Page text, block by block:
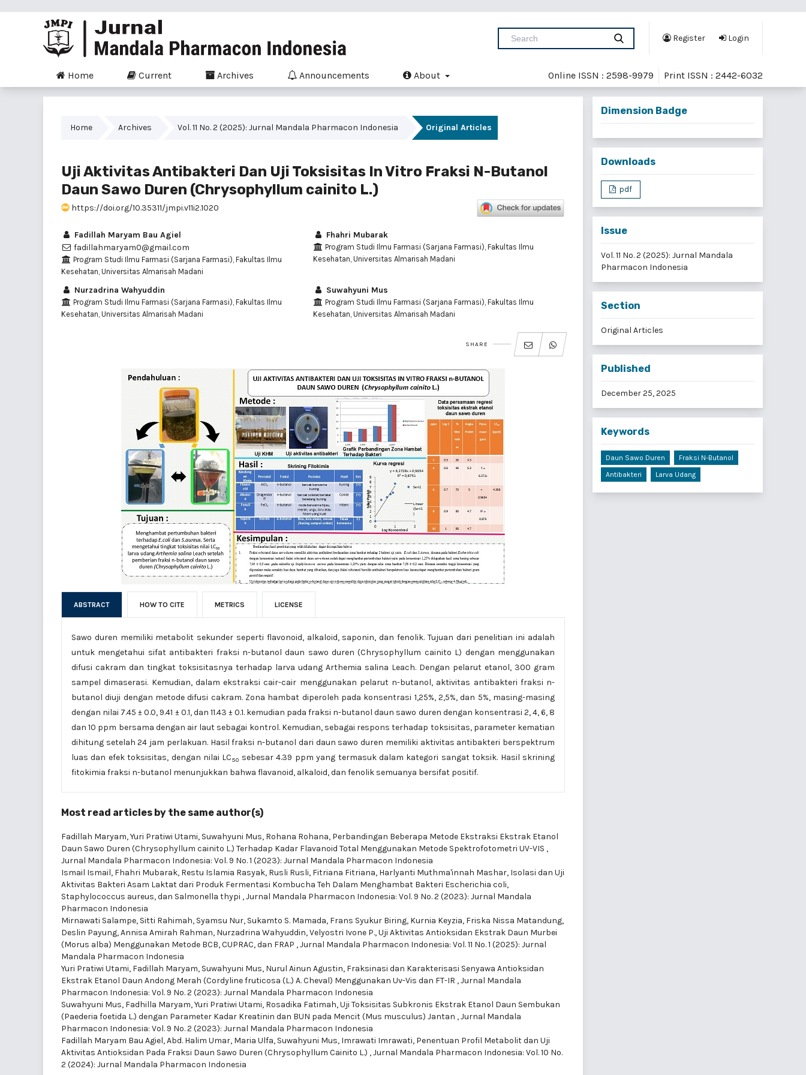
Register Login
Home Current Archives Announcements About Online ISSN : 2598-9979 Print ISSN : 2442-6032
Home Archives Vol. 11 No. 2 (2025): Jurnal Mandala Pharmacon Indonesia Original Articles
Uji Aktivitas Antibakteri Dan Uji Toksisitas In Vitro Fraksi N-Butanol
Daun Sawo Duren (Chrysophyllum cainito L.)
https://doi.org/10.35311/jmpi.v11i2.1020
Fadillah Maryam Bau Agiel
fadillahmaryam0@gmail.com
Program Studi Ilmu Farmasi (Sarjana Farmasi), Fakultas Ilmu
Kesehatan, Universitas Almarisah Madani
Fhahri Mubarak
Program Studi Ilmu Farmasi (Sarjana Farmasi), Fakultas Ilmu
Kesehatan, Universitas Almarisah Madani
Nurzadrina Wahyuddin
Program Studi Ilmu Farmasi (Sarjana Farmasi), Fakultas Ilmu
Kesehatan, Universitas Almarisah Madani
Suwahyuni Mus
Program Studi Ilmu Farmasi (Sarjana Farmasi), Fakultas Ilmu
Kesehatan, Universitas Almarisah Madani
SHARE
ABSTRACT HOW TO CITE METRICS LICENSE
Sawo duren memiliki metabolit sekunder seperti flavonoid, alkaloid, saponin, dan fenolik. Tujuan dari penelitian ini adalah
untuk mengetahui sifat antibakteri fraksi n-butanol daun sawo duren (Chrysophyllum cainito L) dengan menggunakan
difusi cakram dan tingkat toksisitasnya terhadap larva udang Arthemia salina Leach. Dengan pelarut etanol, 300 gram
sampel dimaserasi. Kemudian, dalam ekstraksi cair-cair menggunakan pelarut n-butanol, aktivitas antibakteri fraksi n-
butanol diuji dengan metode difusi cakram. Zona hambat diperoleh pada konsentrasi 1,25%, 2,5%, dan 5%, masing-masing
dengan nilai 7.45 ± 0.0, 9.41 ± 0.1, dan 11.43 ± 0.1. kemudian pada fraksi n-butanol daun sawo duren dengan konsentrasi 2, 4, 6, 8
dan 10 ppm bersama dengan air laut sebagai kontrol. Kemudian, sebagai respons terhadap toksisitas, parameter kematian
dihitung setelah 24 jam perlakuan. Hasil fraksi n-butanol dari daun sawo duren memiliki aktivitas antibakteri berspektrum
luas dan efek toksisitas, dengan nilai LC50 sebesar 4.39 ppm yang termasuk dalam kategori sangat toksik. Hasil skrining
fitokimia fraksi n-butanol menunjukkan bahwa flavanoid, alkaloid, dan fenolik semuanya bersifat positif.
Most read articles by the same author(s)
Fadillah Maryam, Yuri Pratiwi Utami, Suwahyuni Mus, Rohana Rohana, Perbandingan Beberapa Metode Ekstraksi Ekstrak Etanol
Daun Sawo Duren (Chrysophyllum cainito L.) Terhadap Kadar Flavanoid Total Menggunakan Metode Spektrofotometri UV-VIS ,
Jurnal Mandala Pharmacon Indonesia: Vol. 9 No. 1 (2023): Jurnal Mandala Pharmacon Indonesia
Ismail Ismail, Fhahri Mubarak, Restu Islamia Rasyak, Rusli Rusli, Fitriana Fitriana, Harlyanti Muthma'innah Mashar, Isolasi dan Uji
Aktivitas Bakteri Asam Laktat dari Produk Fermentasi Kombucha Teh Dalam Menghambat Bakteri Escherichia coli,
Staphylococcus aureus, dan Salmonella thypi ,Jurnal Mandala Pharmacon Indonesia: Vol. 9 No. 2 (2023): Jurnal Mandala
Pharmacon Indonesia
Mirnawati Salampe, Sitti Rahimah, Syamsu Nur, Sukamto S. Mamada, Frans Syukur Biring, Kurnia Keyzia, Friska Nissa Matandung,
Deslin Payung, Annisa Amirah Rahman, Nurzadrina Wahyuddin, Velyostri Ivone P.,Uji Aktivitas Antioksidan Ekstrak Daun Murbei
(Morus alba) Menggunakan Metode BCB, CUPRAC, dan FRAP ,Jurnal Mandala Pharmacon Indonesia: Vol. 11 No. 1 (2025): Jurnal
Mandala Pharmacon Indonesia
Yuri Pratiwi Utami, Fadillah Maryam, Suwahyuni Mus, Nurul Ainun Agustin, Fraksinasi dan Karakterisasi Senyawa Antioksidan
Ekstrak Etanol Daun Andong Merah (Cordyline fruticosa (L.) A. Cheval) Menggunakan Uv-Vis dan FT-IR ,Jurnal Mandala
Pharmacon Indonesia: Vol. 9 No. 2 (2023): Jurnal Mandala Pharmacon Indonesia
Suwahyuni Mus, Fadhilla Maryam, Yuri Pratiwi Utami, Rosadika Fatimah,Uji Toksisitas Subkronis Ekstrak Etanol Daun Sembukan
(Paederia foetida L.) dengan Parameter Kadar Kreatinin dan BUN pada Mencit (Mus musculus) Jantan ,Jurnal Mandala
Pharmacon Indonesia: Vol. 9 No. 2 (2023): Jurnal Mandala Pharmacon Indonesia
Fadillah Maryam Bau Agiel, Abd. Halim Umar, Maria Ulfa, Suwahyuni Mus, Imrawati Imrawati, Penentuan Profil Metabolit dan Uji
Aktivitas Antioksidan Pada Fraksi Daun Sawo Duren (Chrysophyllum Cainito L.) ,Jurnal Mandala Pharmacon Indonesia: Vol. 10 No.
2 (2024): Jurnal Mandala Pharmacon Indonesia
Dimension Badge
Downloads
pdf
Issue
Vol. 11 No. 2 (2025): Jurnal Mandala
Pharmacon Indonesia
Section
Original Articles
Published
December 25, 2025
Keywords
Daun Sawo Duren
Fraksi N-Butanol
Antibakteri
Larva Udang